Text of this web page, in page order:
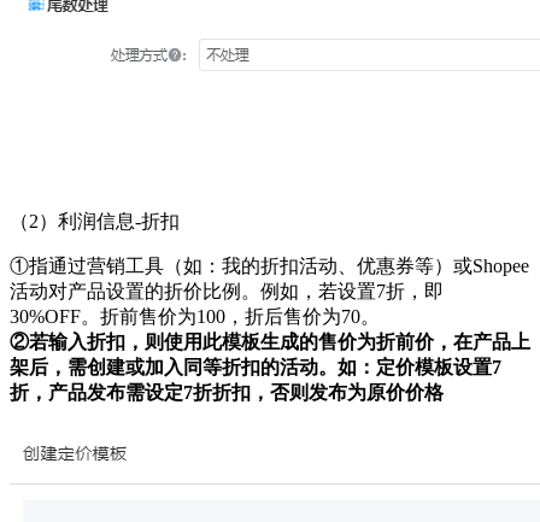
（2）利润信息-折扣
①指通过营销工具（如：我的折扣活动、优惠券等）或Shopee
活动对产品设置的折价比例。例如，若设置7折，即
30%OFF。折前售价为100，折后售价为70。
②若输入折扣，则使用此模板生成的售价为折前价，在产品上
架后，需创建或加入同等折扣的活动。 如：定价模板设置7
折，产品发布需设定7折折扣，否则发布为原价价格